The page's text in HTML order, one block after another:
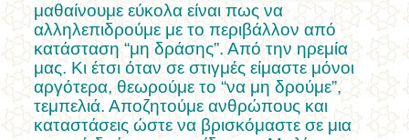
μαθαίνουμε εύκολα είναι πως να
αλληλεπιδρούμε με το περιβάλλον από
κατάσταση “μη δράσης”. Από την ηρεμία
μας. Κι έτσι όταν σε στιγμές είμαστε μόνοι
αργότερα, θεωρούμε το “να μη δρούμε”,
τεμπελιά. Αποζητούμε ανθρώπους και
καταστάσεις ώστε να βρισκόμαστε σε μια